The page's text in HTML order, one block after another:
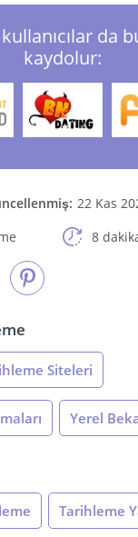
da
kaydolur:
22 Kas
8
Siteleri
Yerel
Tarihleme